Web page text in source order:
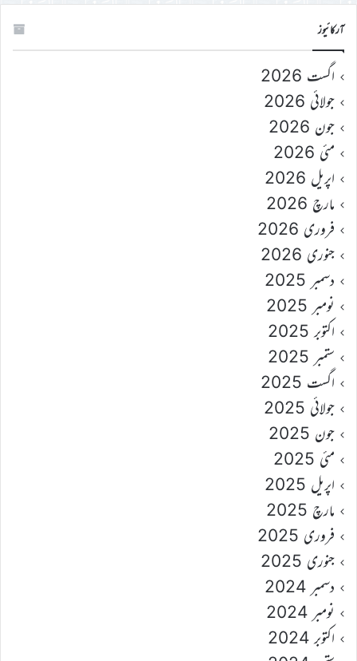
آرکائیوز
اگست 2026
جولائی 2026
جون 2026
مئی 2026
اپریل 2026
مارچ 2026
فروری 2026
جنوری 2026
دسمبر 2025
نومبر 2025
اکتوبر 2025
ستمبر 2025
اگست 2025
جولائی 2025
جون 2025
مئی 2025
اپریل 2025
مارچ 2025
فروری 2025
جنوری 2025
دسمبر 2024
نومبر 2024
اکتوبر 2024